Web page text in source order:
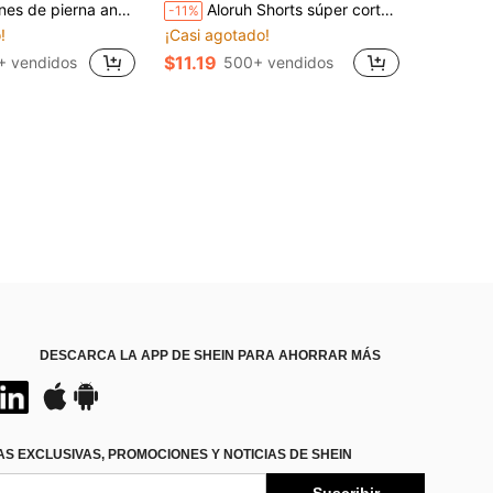
sueltos con pliegues drapeados de cintura baja, pantalones casuales para vacaciones de verano, pantalones versátiles de alta gama para ir al trabajo y vacaciones con efecto adelgazante
vendidos
-11% Aloruh Shorts súper cortos de cintura baja con pliegues en la cintura, estampado de lámina, estilo elegante y sexy para mujer, moda Y2K de vanguardia para festival de música, negro, primavera/verano
¡Casi agotado!
$11.19 500+ vendidos
DESCARCA LA APP DE SHEIN PARA AHORRAR MÁS
EXCLUSIVAS, PROMOCIONES Y NOTICIAS DE SHEIN